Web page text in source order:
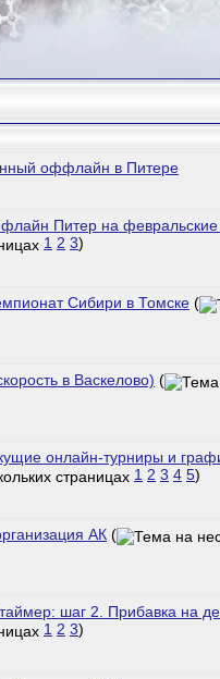
оффлайн в Питере
Питер на февральские
1 2 3)
Сибири в Томске (
в Васкелово) (
онлайн-турниры и
1 2 3 4 5)
АК (
шаг 2. Прибавка на
1 2 3)